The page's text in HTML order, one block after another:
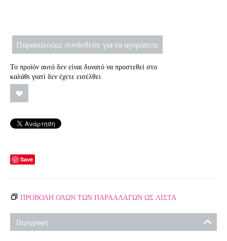
Παρακαλούμε συνδεθείτε για να αγοράσετε
Το προϊόν αυτό δεν είναι δυνατό να προστεθεί στο
καλάθι γιατί δεν έχετε εισέλθει
Save
ΠΡΟΒΟΛΗ ΟΛΩΝ ΤΩΝ ΠΑΡΑΛΛΑΓΏΝ ΩΣ ΛΊΣΤΑ
Περιγραφή